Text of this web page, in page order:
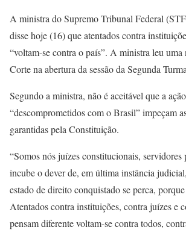
A ministra do Supremo Tribunal Federal
disse hoje (16) que atentados contra
“voltam-se contra o país”. A ministra leu uma
Corte na abertura da sessão da Segunda
Segundo a ministra, não é aceitável que a
“descomprometidos com o Brasil” impeçam
garantidas pela Constituição.
“Somos nós juízes constitucionais,
incube o dever de, em última instância
estado de direito conquistado se perca,
Atentados contra instituições, contra juízes e
pensam diferente voltam-se contra todos,